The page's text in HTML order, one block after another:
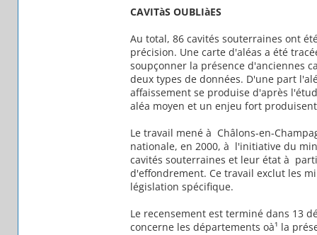
CAVITàS OUBLIàES
Au total, 86 cavités souterraines ont
précision. Une carte d'aléas a été
soupçonner la présence d'anciennes
deux types de données. D'une part
affaissement se produise d'après
aléa moyen et un enjeu fort
Le travail mené à Châlons-en-
nationale, en 2000, à l'initiative du
cavités souterraines et leur état à
d'effondrement. Ce travail exclut les
législation spécifique.
Le recensement est terminé dans 13
concerne les départements oà¹ la